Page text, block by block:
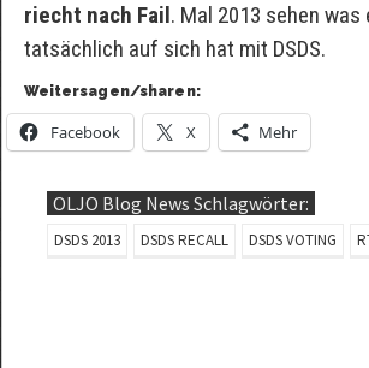
riecht nach Fail. Mal 2013 sehen was
tatsächlich auf sich hat mit DSDS.
Weitersagen/sharen:
Facebook X Mehr
OLJO Blog News Schlagwörter:
DSDS 2013 DSDS RECALL DSDS VOTING